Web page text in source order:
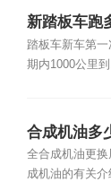
新踏板车跑
踏板车新车第
期内1000公里到
合成机油多
全合成机油更
成机油的有关